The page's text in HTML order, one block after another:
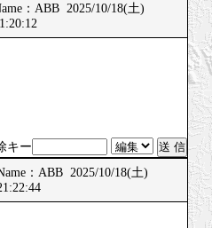
：ABB 2025/10/18(土)
キー
：ABB 2025/10/18(土)